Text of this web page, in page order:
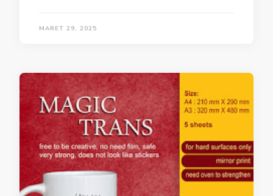
MARET 29, 2025